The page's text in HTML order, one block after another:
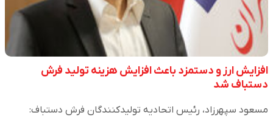
افزایش ارز و دستمزد باعث افزایش هزینه تولید فرش
دستباف شد
مسعود سپهرزاد، رئیس اتحادیه تولیدکنندگان فرش دستباف: